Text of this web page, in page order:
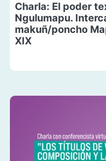
Charla: El poder
Ngulumapu.
makuñ/poncho
XIX